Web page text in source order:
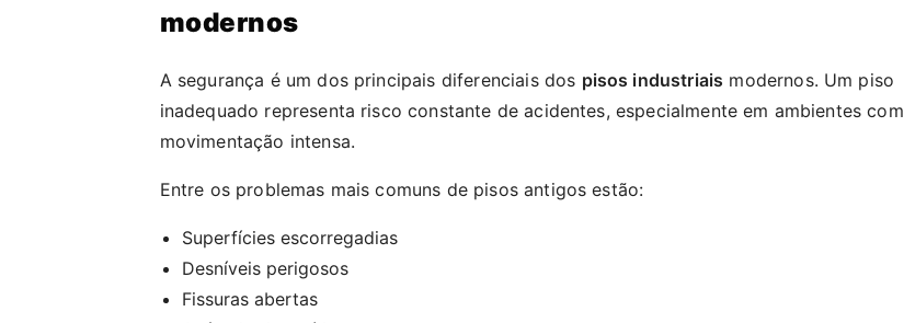
modernos
A segurança é um dos principais diferenciais dos pisos industriais modernos. Um piso
inadequado representa risco constante de acidentes, especialmente em ambientes com
movimentação intensa.
Entre os problemas mais comuns de pisos antigos estão:
Superfícies escorregadias
Desníveis perigosos
Fissuras abertas